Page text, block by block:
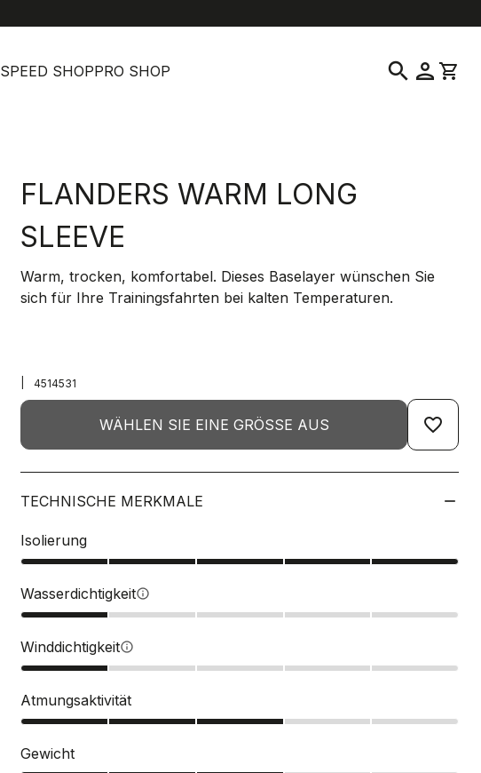
SPEED SHOPPRO SHOP search person shopping_cart
FLANDERS WARM LONG
SLEEVE
Warm, trocken, komfortabel. Dieses Baselayer wünschen Sie
sich für Ihre Trainingsfahrten bei kalten Temperaturen.
4514531
WÄHLEN SIE EINE GRÖSSE AUS favorite_border
TECHNISCHE MERKMALE
Isolierung
Wasserdichtigkeitinfo
Winddichtigkeitinfo
Atmungsaktivität
Gewicht